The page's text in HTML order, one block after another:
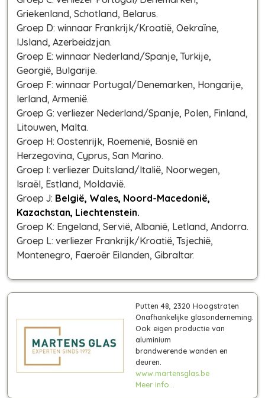
Griekenland, Schotland, Belarus.
Groep D: winnaar Frankrijk/Kroatië, Oekraïne,
IJsland, Azerbeidzjan.
Groep E: winnaar Nederland/Spanje, Turkije,
Georgië, Bulgarije.
Groep F: winnaar Portugal/Denemarken, Hongarije,
Ierland, Armenië.
Groep G: verliezer Nederland/Spanje, Polen, Finland,
Litouwen, Malta.
Groep H: Oostenrijk, Roemenië, Bosnië en
Herzegovina, Cyprus, San Marino.
Groep I: verliezer Duitsland/Italië, Noorwegen,
Israël, Estland, Moldavië.
Groep J: België, Wales, Noord-Macedonië,
Kazachstan, Liechtenstein.
Groep K: Engeland, Servië, Albanië, Letland, Andorra.
Groep L: verliezer Frankrijk/Kroatië, Tsjechië,
Montenegro, Faeroër Eilanden, Gibraltar.
Putten 48, 2320 Hoogstraten
Onafhankelijke glasonderneming.
Ook eigen productie van
aluminium
brandwerende wanden en
deuren.
www.martensglas.be
Meer info...